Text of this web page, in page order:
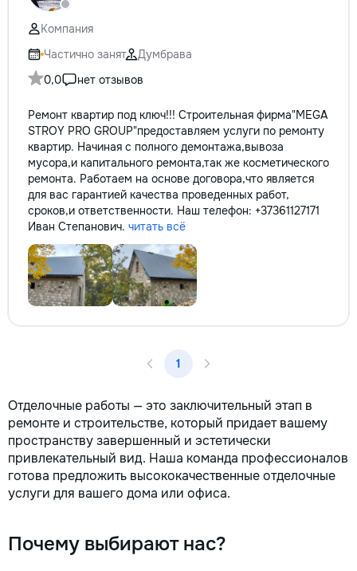
reparație veți rămâne cu schema
comunicațiilor ascunse și
fotografiile tuturor etapelor
importante. Curățenie
profesională Predăm
apartamentul complet pregătit
fără deșeuri de construcție.
Prețuri orientative pentru
materiale: Prețurile depind de țara
producătorului, brand, colecție și
categoria produsului. Gresie
porțelanată – de la 350–800+
lei/m² Laminat – de la 180–450+
lei/m² Materiale pentru lucrări
brute – de la 1 500–2 500 lei/m²
de apartament Uși interioare – de
la 2 500–7 000+ lei/set Tavan
extensibil – de la 120–200 lei/m²
Calitatea noastră – confortul
dumneavoastră! Realizăm
de proiectul de design, cu atenție
la fiecare detaliu. Contactați-ne
deviz fără obligații: 069 376 542
+373 603 31 178 Viber | WhatsApp
| Telegram Disponibili zilnic pentru
consultații și programări. Deviz
gratuit Consultanță profesională
Soluții pentru orice buget
Reparații executate la timp și cu
moderne și funcționale! Calitatea
Компания
Частично занят
Думбрава
0,0
нет отзывов
Ремонт квартир под ключ!!! Строительная фирма"MEGA
STROY PRO GROUP"предоставляем услуги по ремонту
квартир. Начиная с полного демонтажа,вывоза
мусора,и капитального ремонта,так же косметического
ремонта. Работаем на основе договора,что является
для вас гарантией качества проведенных работ,
сроков,и ответственности. Наш телефон: +37361127171
Иван Степанович. читать всё
1
Отделочные работы — это заключительный этап в
ремонте и строительстве, который придает вашему
пространству завершенный и эстетически
привлекательный вид. Наша команда профессионалов
готова предложить высококачественные отделочные
услуги для вашего дома или офиса.
Почему выбирают нас?